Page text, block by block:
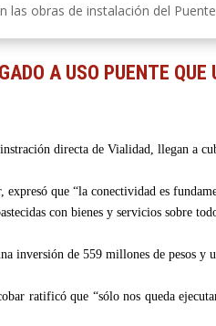
las obras de instalación del
A USO PUENTE
directa de Vialidad, llegan a
que “la conectividad es
con bienes y servicios sobre
inversión de 559 millones de pesos y
ratificó que “sólo nos queda